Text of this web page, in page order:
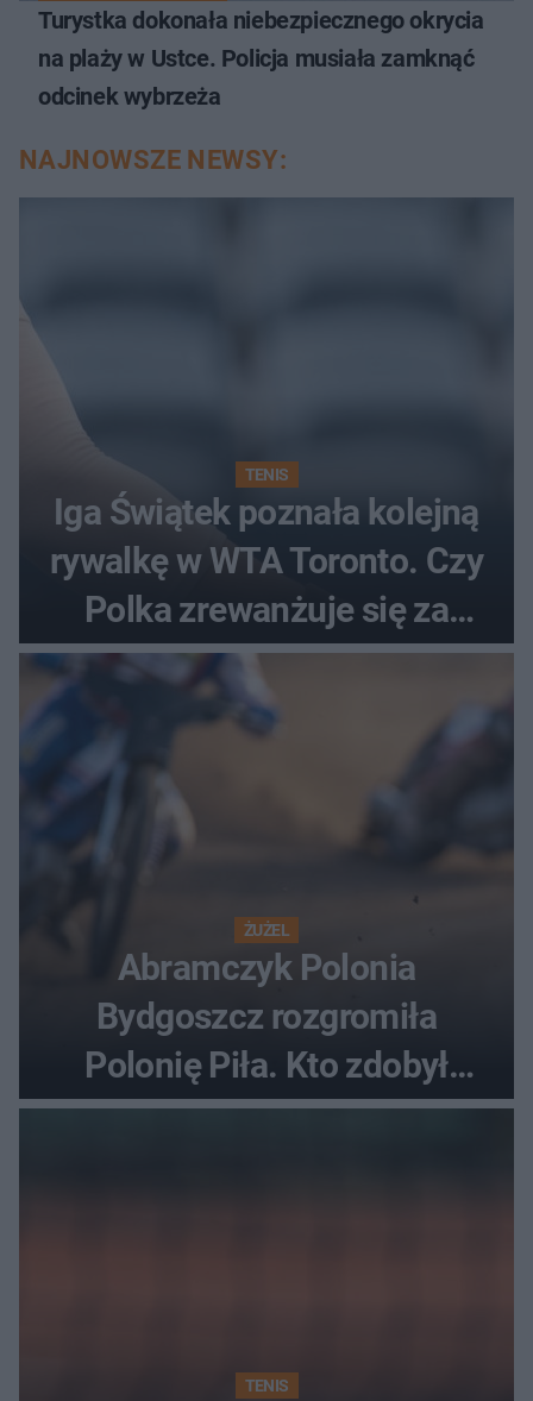
Turystka dokonała niebezpiecznego okrycia
na plaży w Ustce. Policja musiała zamknąć
odcinek wybrzeża
NAJNOWSZE NEWSY:
TENIS
Iga Świątek poznała kolejną
rywalkę w WTA Toronto. Czy
Polka zrewanżuje się za
ostatnią porażkę?
ŻUŻEL
Abramczyk Polonia
Bydgoszcz rozgromiła
Polonię Piła. Kto zdobył
najwięcej punktów?
TENIS